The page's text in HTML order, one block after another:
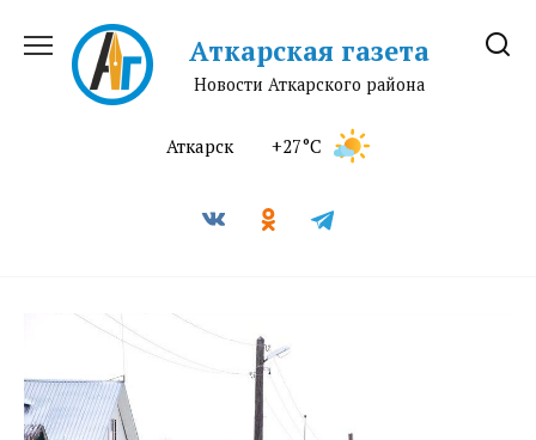
содержанию
Аткарская газета
Новости Аткарского района
Аткарск +27°C